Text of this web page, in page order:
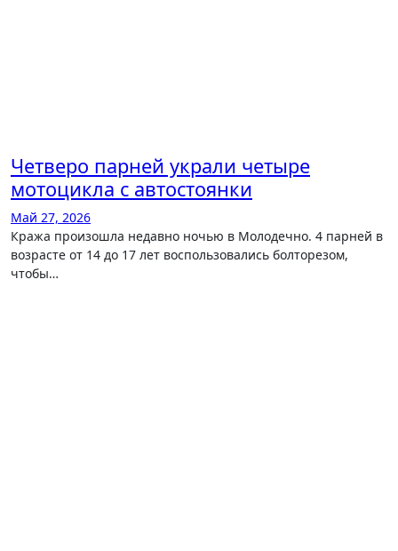
Четверо парней украли четыре
мотоцикла с автостоянки
Май 27, 2026
Кража произошла недавно ночью в Молодечно. 4 парней в
возрасте от 14 до 17 лет воспользовались болторезом,
чтобы…